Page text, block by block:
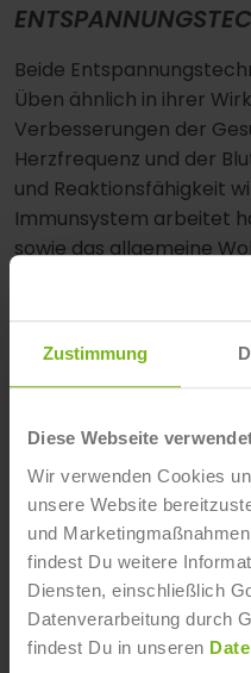
Zustimmung
Diese Webseite
Wir verwenden Cookies
unsere Website
und
findest Du weitere
Diensten, einschließlich
Datenverarbeitung durch
findest Du in unseren
Beide
Üben ähnlich in ihrer
Verbesserungen der
Herzfrequenz und der
und Reaktionsfähigkeit
Immunsystem arbeitet
sowie das allgemeine
Das führt zu vielerlei
Nervosität, Stress und
Schlafstörungen
Verstimmungen
funktionelle
Asthma bronchiale
Hier schließt sich also
Lebensqualität erhöht
regelmäßiger
im Alltag nicht um
Trainingoder der